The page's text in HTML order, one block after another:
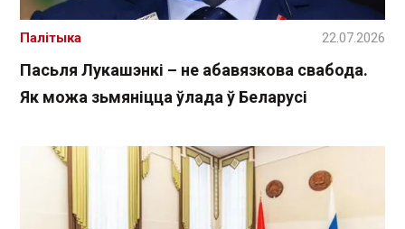
Пасьля Лукашэнкі – не абавязкова свабода.
Як можа зьмяніцца ўлада ў Беларусі
Палітыка 22.07.2026